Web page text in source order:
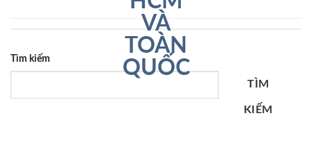
Tìm kiếm
TÌM
KIẾM